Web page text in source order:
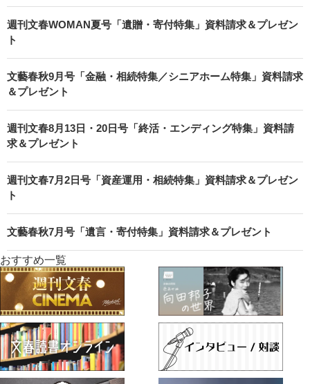
週刊文春WOMAN夏号「遺贈・寄付特集」資料請求＆プレゼン
ト
文藝春秋9月号「金融・相続特集／シニアホーム特集」資料請求
＆プレゼント
週刊文春8月13日・20日号「終活・エンディング特集」資料請
求＆プレゼント
週刊文春7月2日号「資産運用・相続特集」資料請求＆プレゼン
ト
文藝春秋7月号「遺言・寄付特集」資料請求＆プレゼント
おすすめ一覧